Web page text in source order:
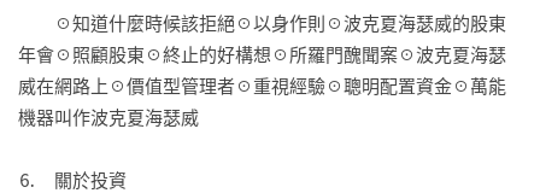
☉知道什麼時候該拒絕☉以身作則☉波克夏海瑟威的股東
年會☉照顧股東☉終止的好構想☉所羅門醜聞案☉波克夏海瑟
威在網路上☉價值型管理者☉重視經驗☉聰明配置資金☉萬能
機器叫作波克夏海瑟威
⒍　關於投資